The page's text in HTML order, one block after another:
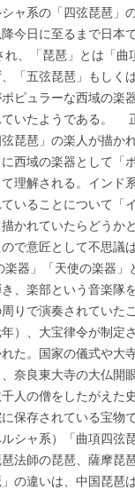
ャ系の「四弦琵琶」
今日に至るまで日本
、「琵琶」とは「
「五弦琵琶」もしく
ピュラーな西域の楽
ていたようである。
琵琶」の楽人が描か
西域の楽器として「
理解される。インド
いることについて「
かれていたらどうか
で意匠として不思議
器」「天使の楽器」
、楽部という音楽隊
りで演奏されていた
）、大宝律令が制定
た。国家の儀式や大
奈良東大寺の大仏開
人の僧をしたがえた
に保存されている宝
シャ系）「曲項四弦
法師の琵琶、薩摩琵
の違いは、中国琵琶